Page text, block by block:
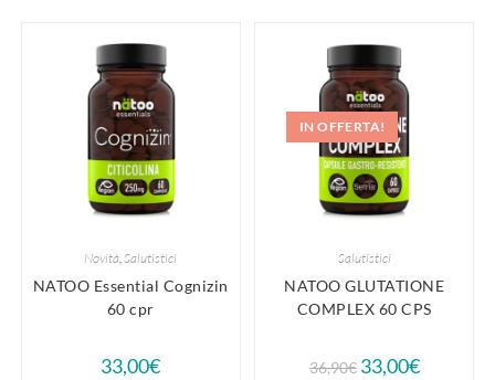
Novità,Salutistici
NATOO Essential Cognizin
60 cpr
33,00€
IN OFFERTA!
Salutistici
NATOO GLUTATIONE
COMPLEX 60 CPS
36,90€ 33,00€